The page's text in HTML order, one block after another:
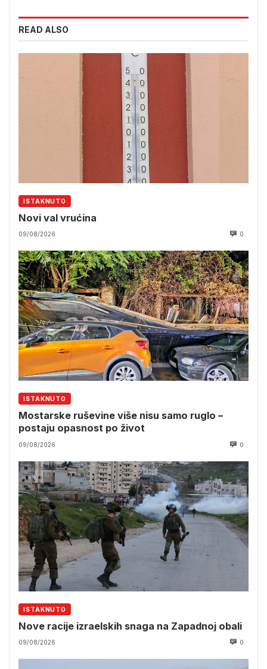
READ ALSO
ISTAKNUTO
Novi val vrućina
09/08/2026 0
ISTAKNUTO
Mostarske ruševine više nisu samo ruglo –
postaju opasnost po život
09/08/2026 0
ISTAKNUTO
Nove racije izraelskih snaga na Zapadnoj obali
09/08/2026 0